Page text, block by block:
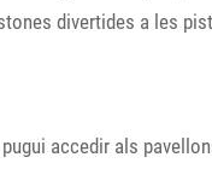
divertides a les
accedir als